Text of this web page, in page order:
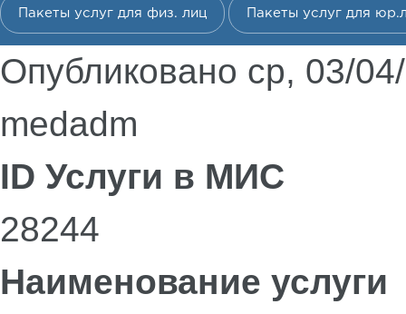
Пакеты услуг для физ. лиц Пакеты услуг для
Опубликовано ср, 03/
medadm
ID Услуги в МИС
28244
Наименование услуги